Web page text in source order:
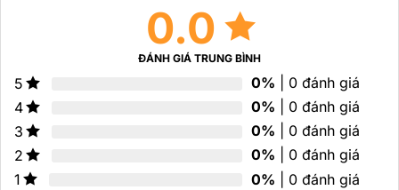
0.0
ĐÁNH GIÁ TRUNG BÌNH
5 0% | 0 đánh giá
4
0% | 0 đánh giá
3
0% | 0 đánh giá
2
0% | 0 đánh giá
1
0% | 0 đánh giá